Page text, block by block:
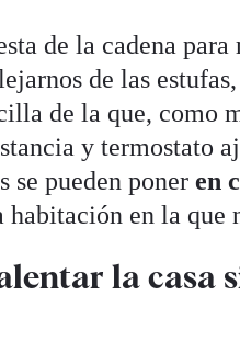
de la cadena
de las
de la que, como
y termostato
se pueden poneren
habitación en la que
la casa